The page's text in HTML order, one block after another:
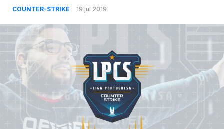
COUNTER-STRIKE 19 jul 2019